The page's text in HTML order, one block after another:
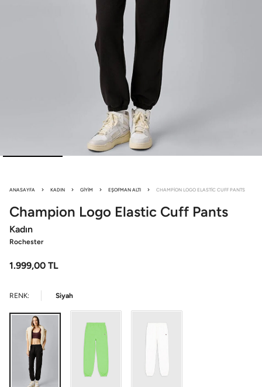
ANASAYFA KADIN GIYIM EŞOFMAN ALTI CHAMPION LOGO ELASTIC CUFF PANTS
Champion Logo Elastic Cuff Pants
Kadın
Rochester
1.999,00 TL
RENK: Siyah